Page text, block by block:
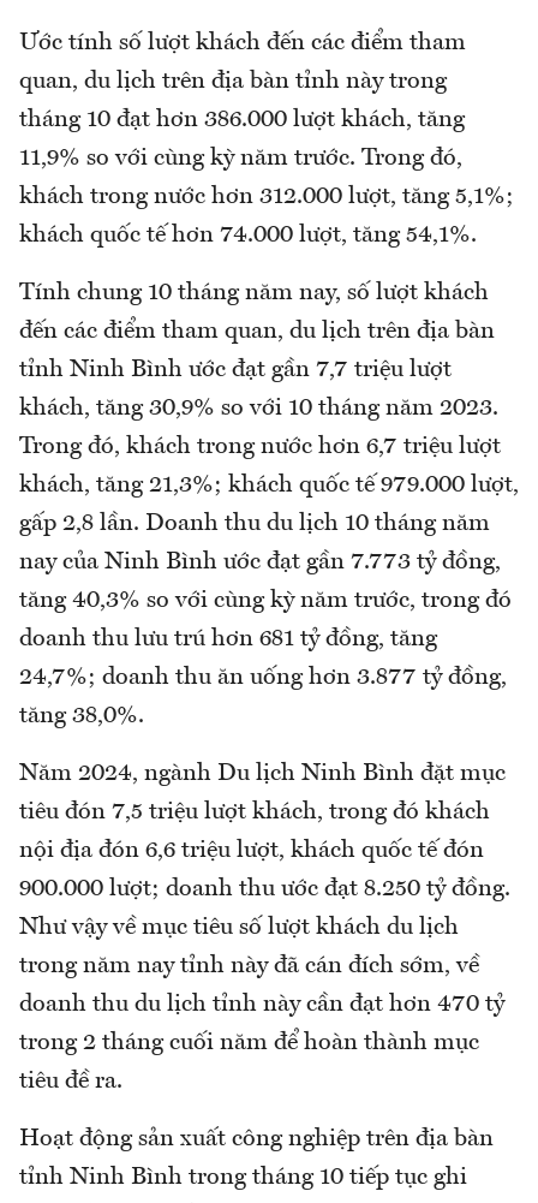
Ước tính số lượt khách đến các điểm tham
quan, du lịch trên địa bàn tỉnh này trong
tháng 10 đạt hơn 386.000 lượt khách, tăng
11,9% so với cùng kỳ năm trước. Trong đó,
khách trong nước hơn 312.000 lượt, tăng 5,1%;
khách quốc tế hơn 74.000 lượt, tăng 54,1%.
Tính chung 10 tháng năm nay, số lượt khách
đến các điểm tham quan, du lịch trên địa bàn
tỉnh Ninh Bình ước đạt gần 7,7 triệu lượt
khách, tăng 30,9% so với 10 tháng năm 2023.
Trong đó, khách trong nước hơn 6,7 triệu lượt
khách, tăng 21,3%; khách quốc tế 979.000 lượt,
gấp 2,8 lần. Doanh thu du lịch 10 tháng năm
nay của Ninh Bình ước đạt gần 7.773 tỷ đồng,
tăng 40,3% so với cùng kỳ năm trước, trong đó
doanh thu lưu trú hơn 681 tỷ đồng, tăng
24,7%; doanh thu ăn uống hơn 3.877 tỷ đồng,
tăng 38,0%.
Năm 2024, ngành Du lịch Ninh Bình đặt mục
tiêu đón 7,5 triệu lượt khách, trong đó khách
nội địa đón 6,6 triệu lượt, khách quốc tế đón
900.000 lượt; doanh thu ước đạt 8.250 tỷ đồng.
Như vậy về mục tiêu số lượt khách du lịch
trong năm nay tỉnh này đã cán đích sớm, về
doanh thu du lịch tỉnh này cần đạt hơn 470 tỷ
trong 2 tháng cuối năm để hoàn thành mục
tiêu đề ra.
Hoạt động sản xuất công nghiệp trên địa bàn
tỉnh Ninh Bình trong tháng 10 tiếp tục ghi